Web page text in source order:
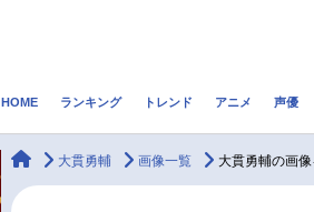
HOME ランキング トレンド アニメ 声優
animateTimes
大貫勇輔 画像一覧 大貫勇輔の画